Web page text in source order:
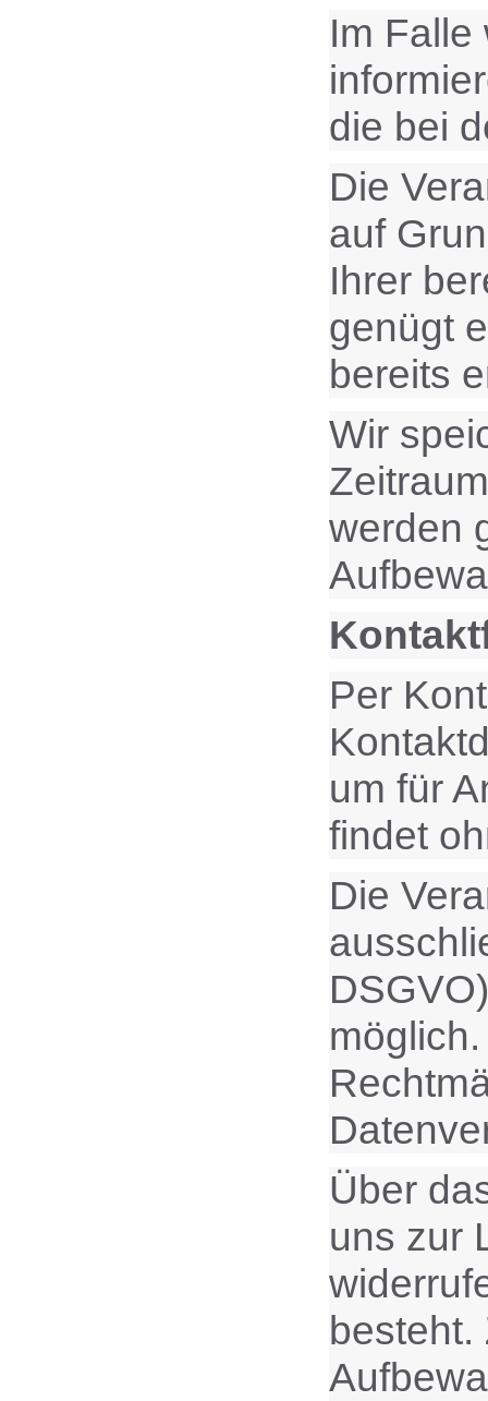
Im
die bei
Die
auf
Ihrer
genügt
bereits
Wir
werden
Per
um für
findet
Die
Über
uns zur
besteht.